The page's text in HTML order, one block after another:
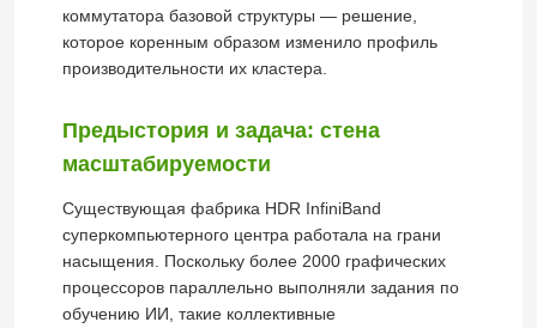
коммутатора базовой структуры — решение,
которое коренным образом изменило профиль
производительности их кластера.
Предыстория и задача: стена
масштабируемости
Существующая фабрика HDR InfiniBand
суперкомпьютерного центра работала на грани
насыщения. Поскольку более 2000 графических
процессоров параллельно выполняли задания по
обучению ИИ, такие коллективные